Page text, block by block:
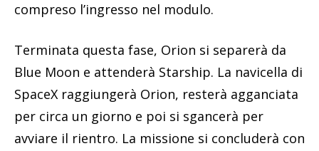
compreso l’ingresso nel modulo.
Terminata questa fase, Orion si separerà da
Blue Moon e attenderà Starship. La navicella di
SpaceX raggiungerà Orion, resterà agganciata
per circa un giorno e poi si sgancerà per
avviare il rientro. La missione si concluderà con